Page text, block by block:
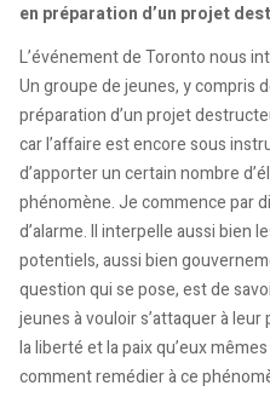
en préparation d’un projet
L’événement de Toronto nous
Un groupe de jeunes, y compris
préparation d’un projet
car l’affaire est encore sous
d’apporter un certain nombre
phénomène. Je commence par
d’alarme. Il interpelle aussi bien
potentiels, aussi bien
question qui se pose, est de
jeunes à vouloir s’attaquer à
la liberté et la paix qu’eux
comment remédier à ce